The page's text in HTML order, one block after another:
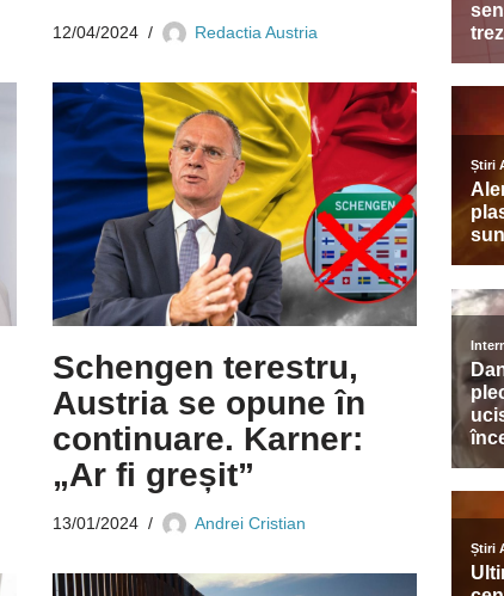
12/04/2024 Redactia Austria
Schengen terestru,
Austria se opune în
continuare. Karner:
„Ar fi greșit”
13/01/2024 Andrei Cristian